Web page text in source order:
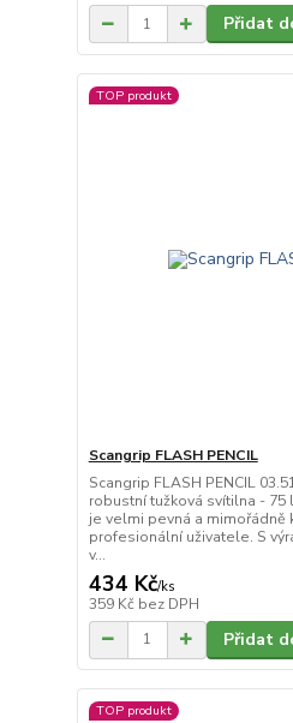
Přidat
TOP produkt
Scangrip FLASH PENCIL
Scangrip FLASH PENCIL
robustní tužková svítilna - 75
je velmi pevná a mimořádně
profesionální uživatele. S
v...
434 Kč/ks
359 Kč bez DPH
Přidat
TOP produkt